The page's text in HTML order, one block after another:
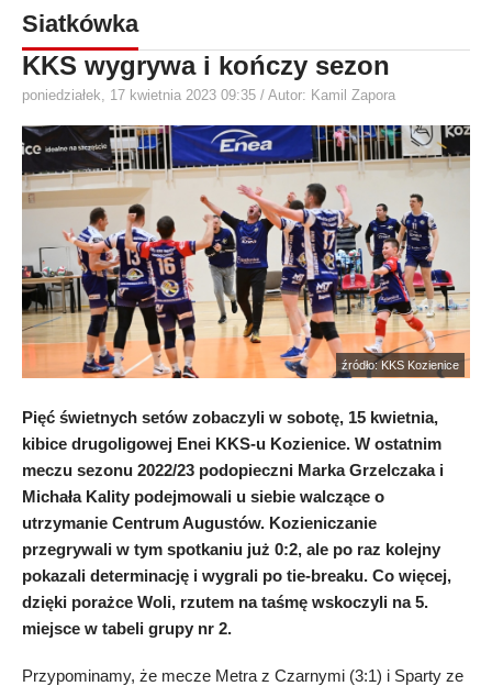
Siatkówka
KKS wygrywa i kończy sezon
poniedziałek, 17 kwietnia 2023 09:35 / Autor: Kamil Zapora
źródło: KKS Kozienice
Pięć świetnych setów zobaczyli w sobotę, 15 kwietnia,
kibice drugoligowej Enei KKS-u Kozienice. W ostatnim
meczu sezonu 2022/23 podopieczni Marka Grzelczaka i
Michała Kality podejmowali u siebie walczące o
utrzymanie Centrum Augustów. Kozieniczanie
przegrywali w tym spotkaniu już 0:2, ale po raz kolejny
pokazali determinację i wygrali po tie-breaku. Co więcej,
dzięki porażce Woli, rzutem na taśmę wskoczyli na 5.
miejsce w tabeli grupy nr 2.
Przypominamy, że mecze Metra z Czarnymi (3:1) i Sparty ze